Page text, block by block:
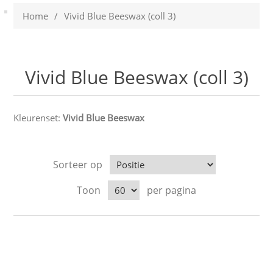
Home / Vivid Blue Beeswax (coll 3)
Vivid Blue Beeswax (coll 3)
Kleurenset:Vivid Blue Beeswax
Sorteer op
Toon
per pagina